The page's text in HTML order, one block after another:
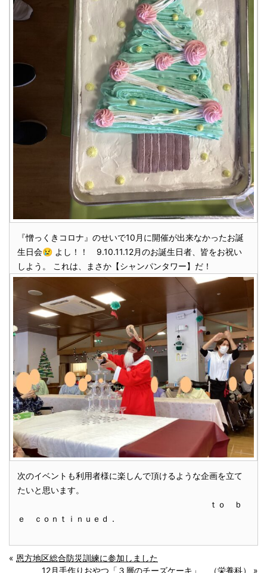
『憎っくきコロナ』のせいで10月に開催が出来なかったお誕
生日会😢 よし！！ 9.10.11.12月のお誕生日者、皆をお祝い
しよう。 これは、まさか【シャンパンタワー】だ！
次のイベントも利用者様に楽しんで頂けるような企画を立て
たいと思います。
ｔｏ ｂ
ｅ ｃｏｎｔｉｎｕｅｄ．
« 恩方地区総合防災訓練に参加しました
12月手作りおやつ「３層のチーズケーキ」 （栄養科）
»